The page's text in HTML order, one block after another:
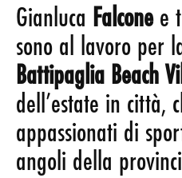
Gianluca Falconee
sono al lavoro per
Battipaglia Beach
dell’estate in città,
appassionati di
angoli della